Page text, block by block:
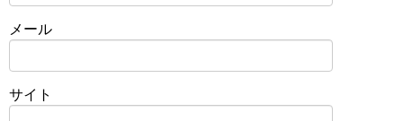
メール
サイト